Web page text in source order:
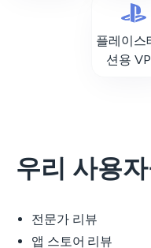
플레이스
션용
우리 사용
전문가 리뷰
앱 스토어 리뷰